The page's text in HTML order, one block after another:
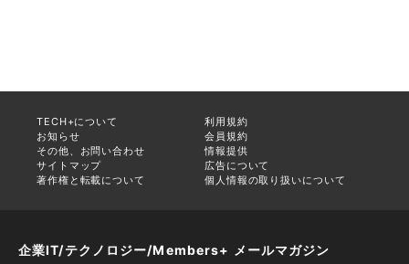
TECH+について
利用規約
お知らせ
会員規約
その他、お問い合わせ
情報提供
サイトマップ
広告について
著作権と転載について
個人情報の取り扱いについて
企業IT/テクノロジー/Members+ メールマガジン